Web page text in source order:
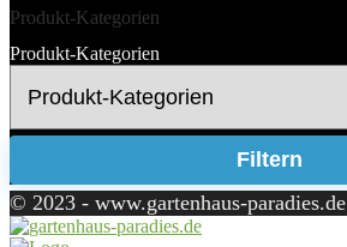
Produkt-Kategorien
Produkt-Kategorien
Filtern
© 2023 - www.gartenhaus-paradies.de